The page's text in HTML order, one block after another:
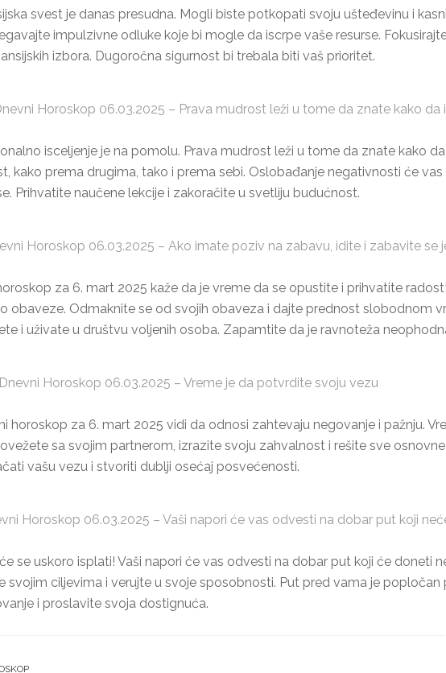
svest je danas presudna. Mogli biste potkopati svoju ušteđevinu i
impulzivne odluke koje bi mogle da iscrpe vaše resurse.
izbora. Dugoročna sigurnost bi trebala biti vaš prioritet.
Horoskop 06.03.2025 – Prava mudrost leži u tome da znate kako
isceljenje je na pomolu. Prava mudrost leži u tome da znate kako
kako prema drugima, tako i prema sebi. Oslobađanje negativnosti će
Prihvatite naučene lekcije i zakoračite u svetliju budućnost.
Horoskop 06.03.2025 – Ako imate poziv na zabavu, idite i zabavite se
za 6. mart 2025 kaže da je vreme da se opustite i prihvatite
obaveze. Odmaknite se od svojih obaveza i dajte prednost slobodnom
i uživate u društvu voljenih osoba. Zapamtite da je ravnoteža
Horoskop 06.03.2025 – Vreme je da potvrdite svoju vezu
horoskop za 6. mart 2025 vidi da odnosi zahtevaju negovanje i pažnju.
sa svojim partnerom, izrazite svoju zahvalnost i rešite sve
vašu vezu i stvoriti dublji osećaj posvećenosti.
Horoskop 06.03.2025 – Vaši napori će vas odvesti na dobar put koji
se uskoro isplati! Vaši napori će vas odvesti na dobar put koji će
svojim ciljevima i verujte u svoje sposobnosti. Put pred vama je popločan
i proslavite svoja dostignuća.